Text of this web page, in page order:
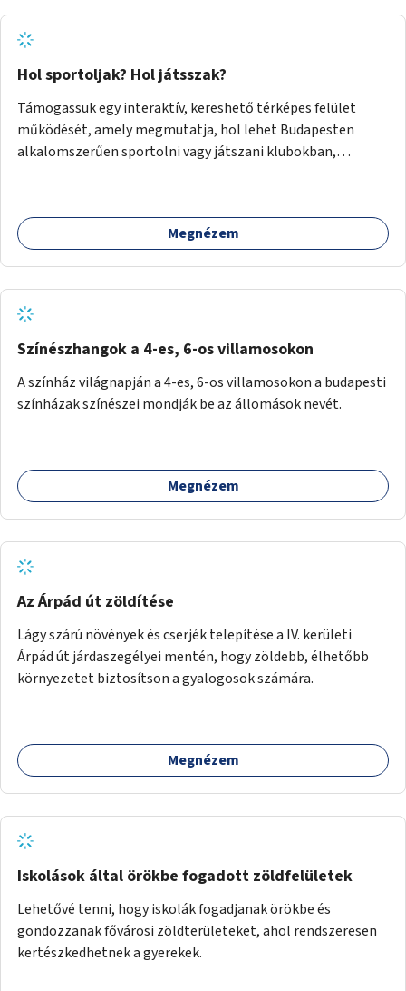
Hol sportoljak? Hol játsszak?
Támogassuk egy interaktív, kereshető térképes felület
működését, amely megmutatja, hol lehet Budapesten
alkalomszerűen sportolni vagy játszani klubokban,
bridzsezni, biliárdozni vagy társasjátékozni, és azt is, hogy
ezek mikor érhetők el. A projekt célja, hogy átláthatóvá és
fejlesztett megoldás fenntartásán keresztül.
Megnézem
Színészhangok a 4-es, 6-os villamosokon
A színház világnapján a 4-es, 6-os villamosokon a budapesti
színházak színészei mondják be az állomások nevét.
Megnézem
Az Árpád út zöldítése
Lágy szárú növények és cserjék telepítése a IV. kerületi
Árpád út járdaszegélyei mentén, hogy zöldebb, élhetőbb
környezetet biztosítson a gyalogosok számára.
Megnézem
Iskolások által örökbe fogadott zöldfelületek
Lehetővé tenni, hogy iskolák fogadjanak örökbe és
gondozzanak fővárosi zöldterületeket, ahol rendszeresen
kertészkedhetnek a gyerekek.